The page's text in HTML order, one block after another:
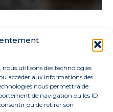
utilisons des technologies
accéder aux informations des
nous permettra de
de navigation ou les ID
ou de retirer son